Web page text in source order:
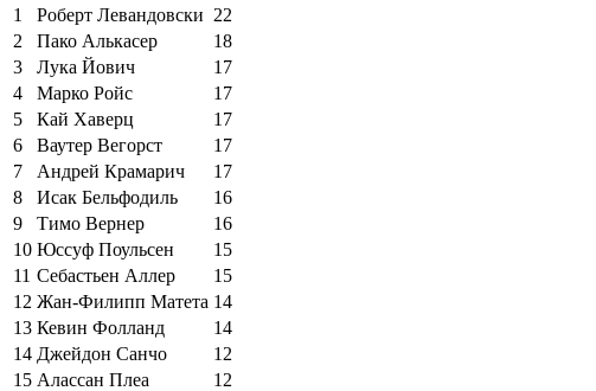
1
Роберт Левандовски 22
2
Пако Алькасер
18
3
Лука Йович
17
4
Марко Ройс
17
5
Кай Хаверц
17
6
Ваутер Вегорст
17
7
Андрей Крамарич
17
8
Исак Бельфодиль
16
9
Тимо Вернер
16
10 Юссуф Поульсен
15
11 Себастьен Аллер
15
12 Жан-Филипп Матета 14
13 Кевин Фолланд
14
14 Джейдон Санчо
12
15 Алассан Плеа
12